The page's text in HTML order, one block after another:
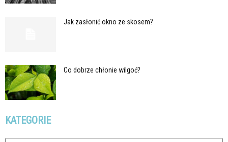
Jak zasłonić okno ze skosem?
Co dobrze chłonie wilgoć?
KATEGORIE
Kategorie